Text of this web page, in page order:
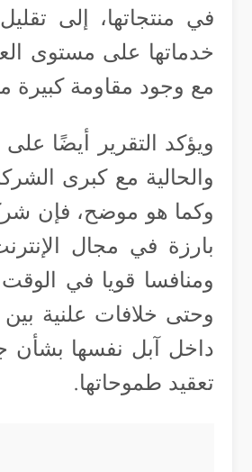
في منتجاتها، إلى
خدماتها على مستوى
مع وجود مقاومة كبيرة
ويؤكد التقرير أيضًا
والحالية مع كبرى
وكما هو موضح، فإن
بارزة في مجال
ومنافسا قويا في
وحتى خلافات علنية
داخل آبل نفسها بشأن
تعقيد طموحاتها.